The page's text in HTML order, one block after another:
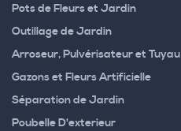
Pots de Fleurs et Jardin
Outillage de Jardin
Arroseur, Pulvérisateur et Tuyau
Gazons et Fleurs Artificielle
Séparation de Jardin
Poubelle D'exterieur